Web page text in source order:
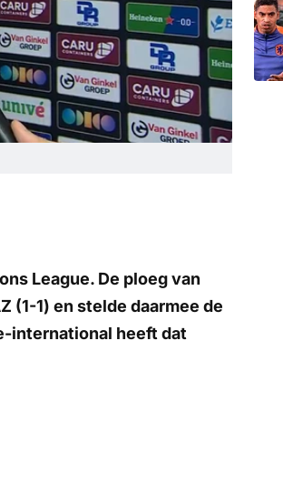
League. De ploeg van
(1-1) en stelde daarmee de
international heeft dat